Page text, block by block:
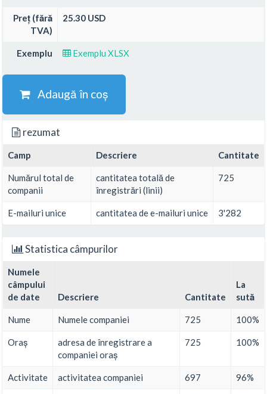
Preț (fără
TVA)
25.30 USD
Exemplu Exemplu XLSX
Adaugă în coș
rezumat
Camp Descriere Cantitate
Numărul total de
companii
cantitatea totală de
înregistrări (linii)
725
E-mailuri unice cantitatea de e-mailuri unice 3'282
Statistica câmpurilor
Numele
câmpului
de date
Descriere Cantitate
La
sută
Nume Numele companiei 725 100%
Oraș
adresa de înregistrare a
companiei oraș
725 100%
Activitate activitatea companiei 697 96%